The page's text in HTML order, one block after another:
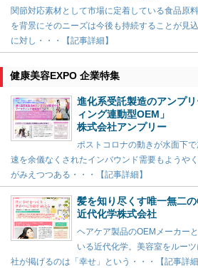
関節対応素材として市場に定着している食品原
を背景にそのニーズは今後も持続することが見
に対し・・・【記事詳細】
健康美容EXPO 企業特集
進化系受託製造のアンプ
ィング連動型OEM」
株式会社アンプリー
ポストコロナの動きが水面下
速を余儀なくされたインバウンド需要もようや
がみえつつある・・・【記事詳細】
髪を知り尽くす唯一無二
近代化学株式会社
ヘアケア製品のOEMメーカー
いる近代化学。美容室をルー
社が掲げるのは「幸せ」という・・・【記事詳細